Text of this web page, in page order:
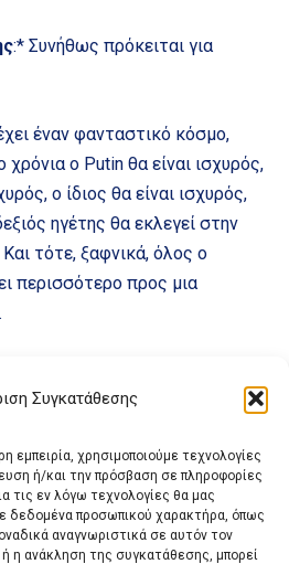
Συγκατάθεσης
εμπειρία, χρησιμοποιούμε τεχνολογίες
ή/και την πρόσβαση σε πληροφορίες
τις εν λόγω τεχνολογίες θα μας
δεδομένα προσωπικού χαρακτήρα, όπως
αναγνωριστικά σε αυτόν τον
η ανάκληση της συγκατάθεσης, μπορεί
:* Συνήθως πρόκειται για
έναν φανταστικό κόσμο,
χρόνια ο Putin θα είναι ισχυρός,
ο ίδιος θα είναι ισχυρός,
ηγέτης θα εκλεγεί στην
τότε, ξαφνικά, όλος ο
περισσότερο προς μια
ηγέτες ίσως πιστεύουν ότι
στο ελληνικό παράδειγμα,
Έχουμε αποδείξει ότι
από το κέντρο, ότι μπορείς να
συνασπισμό που περιλαμβάνει